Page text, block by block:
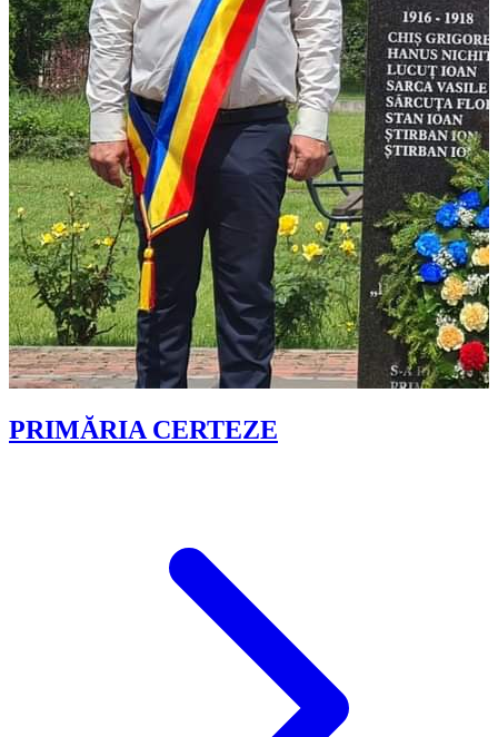
PRIMĂRIA CERTEZE